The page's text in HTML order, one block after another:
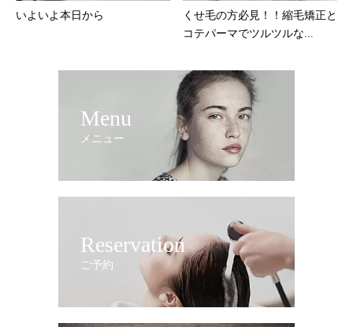
いよいよ本日から
くせ毛の方必見！！縮毛矯正と
コテパーマでツルツルな...
Menu
メニュー
Reservation
ご予約